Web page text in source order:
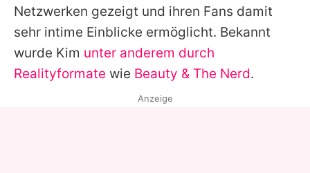
Netzwerken gezeigt und ihren Fans damit
sehr intime Einblicke ermöglicht. Bekannt
wurde Kim unter anderem durch
Realityformate wie Beauty & The Nerd.
Anzeige